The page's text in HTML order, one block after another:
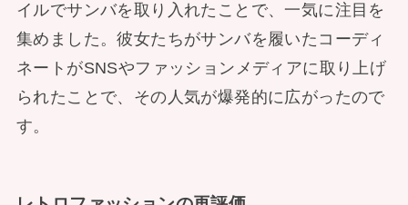
イルでサンバを取り入れたことで、一気に注目を
集めました。彼女たちがサンバを履いたコーディ
ネートがSNSやファッションメディアに取り上げ
られたことで、その人気が爆発的に広がったので
す。